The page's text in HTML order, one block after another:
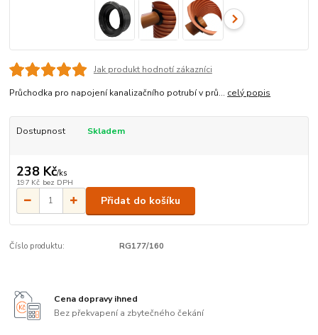
Jak produkt hodnotí zákazníci
Průchodka pro napojení kanalizačního potrubí v prů... celý popis
Dostupnost Skladem
238 Kč/ks
197 Kč bez DPH
Přidat do košíku
Číslo produktu: RG177/160
Cena dopravy ihned
Bez překvapení a zbytečného čekání